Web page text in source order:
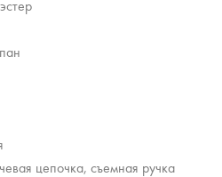
цепочка, съемная ручка